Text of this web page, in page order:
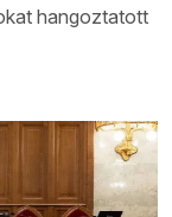
hangoztatott